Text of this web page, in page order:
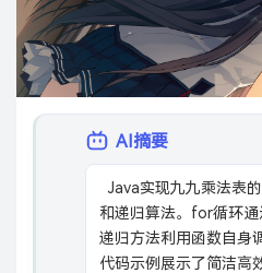
AI摘要
和递归算法。for循环通
递归方法利用函数自身
代码示例展示了简洁高